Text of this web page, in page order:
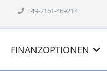
+49-2161-469214
FINANZOPTIONEN